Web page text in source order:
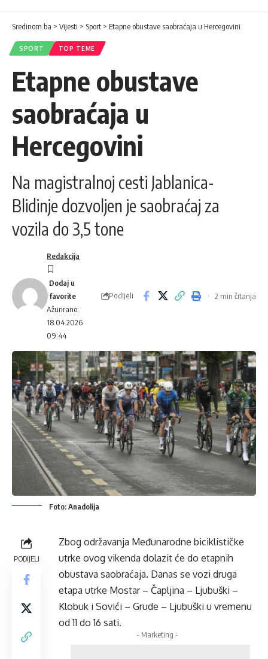
Sredinom.ba > Vijesti > Sport > Etapne obustave saobraćaja u Hercegovini
SPORT TOP TEME
Etapne obustave
saobraćaja u
Hercegovini
Na magistralnoj cesti Jablanica-
Blidinje dozvoljen je saobraćaj za
vozila do 3,5 tone
Ažurirano:
18.04.2026
09:44
Redakcija
Podijeli 2 min čitanja
Foto: Anadolija
PODIJELI
Zbog održavanja Međunarodne biciklističke
utrke ovog vikenda dolazit će do etapnih
obustava saobraćaja. Danas se vozi druga
etapa utrke Mostar – Čapljina – Ljubuški –
Klobuk i Sovići – Grude – Ljubuški u vremenu
od 11 do 16 sati.
- Marketing -